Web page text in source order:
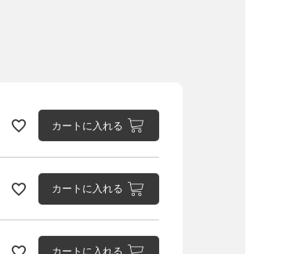
カートに入れる
カートに入れる
カートに入れる